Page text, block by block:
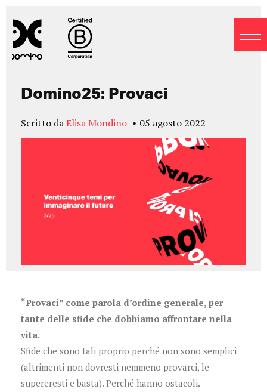
Blog
Domino25: Provaci
Scritto daElisa Mondino 05 agosto 2022
“Provaci” come parola d’ordine generale, per
tante delle sfide che dobbiamo affrontare nella
vita.
Sfide che sono tali proprio perché non sono semplici
(altrimenti non dovresti nemmeno provarci, le
supereresti e basta). Perché hanno ostacoli.